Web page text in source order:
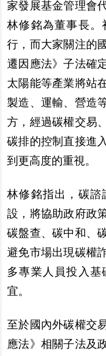
家發展基金管理會
林修銘為董事長。
行，而大家關注的
遷因應法》子法確
太陽能等產業將站
製造、運輸、營造
方，經過碳權交易
碳排的控制直接進
到更高度的重視。
林修銘指出，碳諮
設，將協助政府政
碳盤查、碳中和、
避免市場出現碳權
多專業人員投入
宜。
至於國內外碳權交
應法》相關子法及